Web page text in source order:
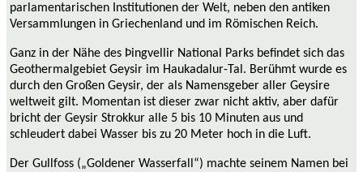
parlamentarischen Institutionen der Welt, neben den antiken
Versammlungen in Griechenland und im Römischen Reich.
Ganz in der Nähe des Þingvellir National Parks befindet sich das
Geothermalgebiet Geysir im Haukadalur-Tal. Berühmt wurde es
durch den Großen Geysir, der als Namensgeber aller Geysire
weltweit gilt. Momentan ist dieser zwar nicht aktiv, aber dafür
bricht der Geysir Strokkur alle 5 bis 10 Minuten aus und
schleudert dabei Wasser bis zu 20 Meter hoch in die Luft.
Der Gullfoss („Goldener Wasserfall“) machte seinem Namen bei